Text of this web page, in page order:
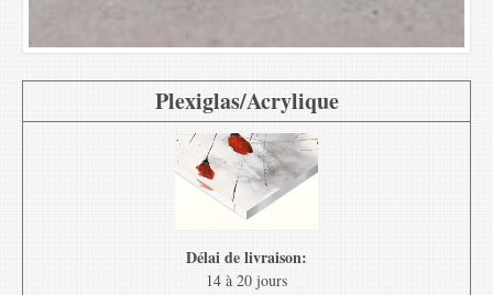
Plexiglas/Acrylique
Délai de livraison:
14 à 20 jours